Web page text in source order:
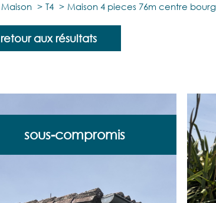
Maison T4 Maison 4 pieces 76m centre bourg
retour aux résultats
sous-compromis